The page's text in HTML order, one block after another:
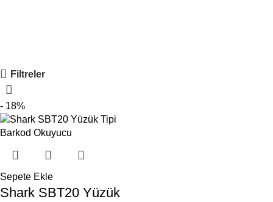
Filtreler
- 18%
Sepete Ekle
Shark SBT20 Yüzük